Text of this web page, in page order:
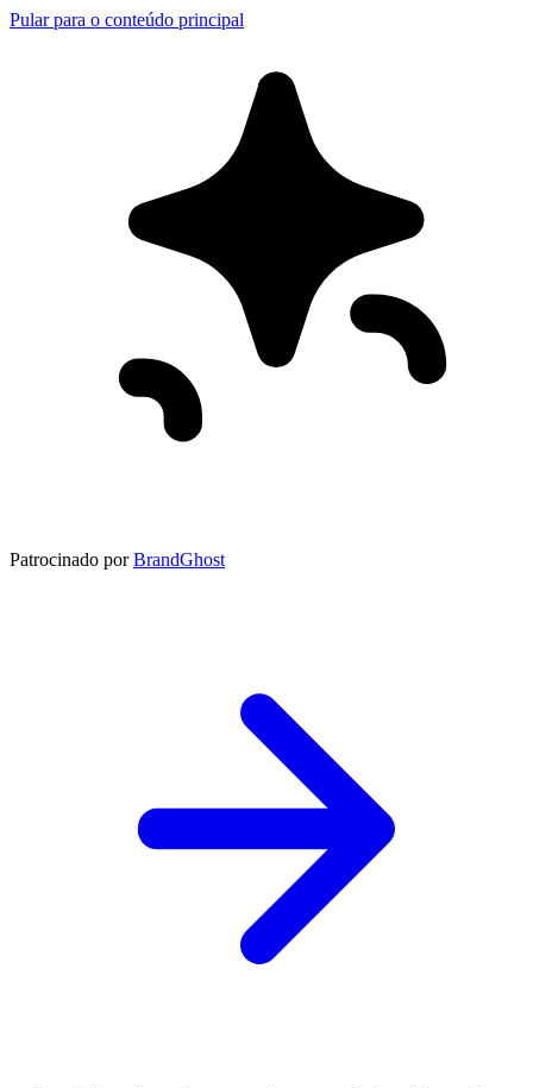
Pular para o conteúdo principal
Patrocinado por BrandGhost